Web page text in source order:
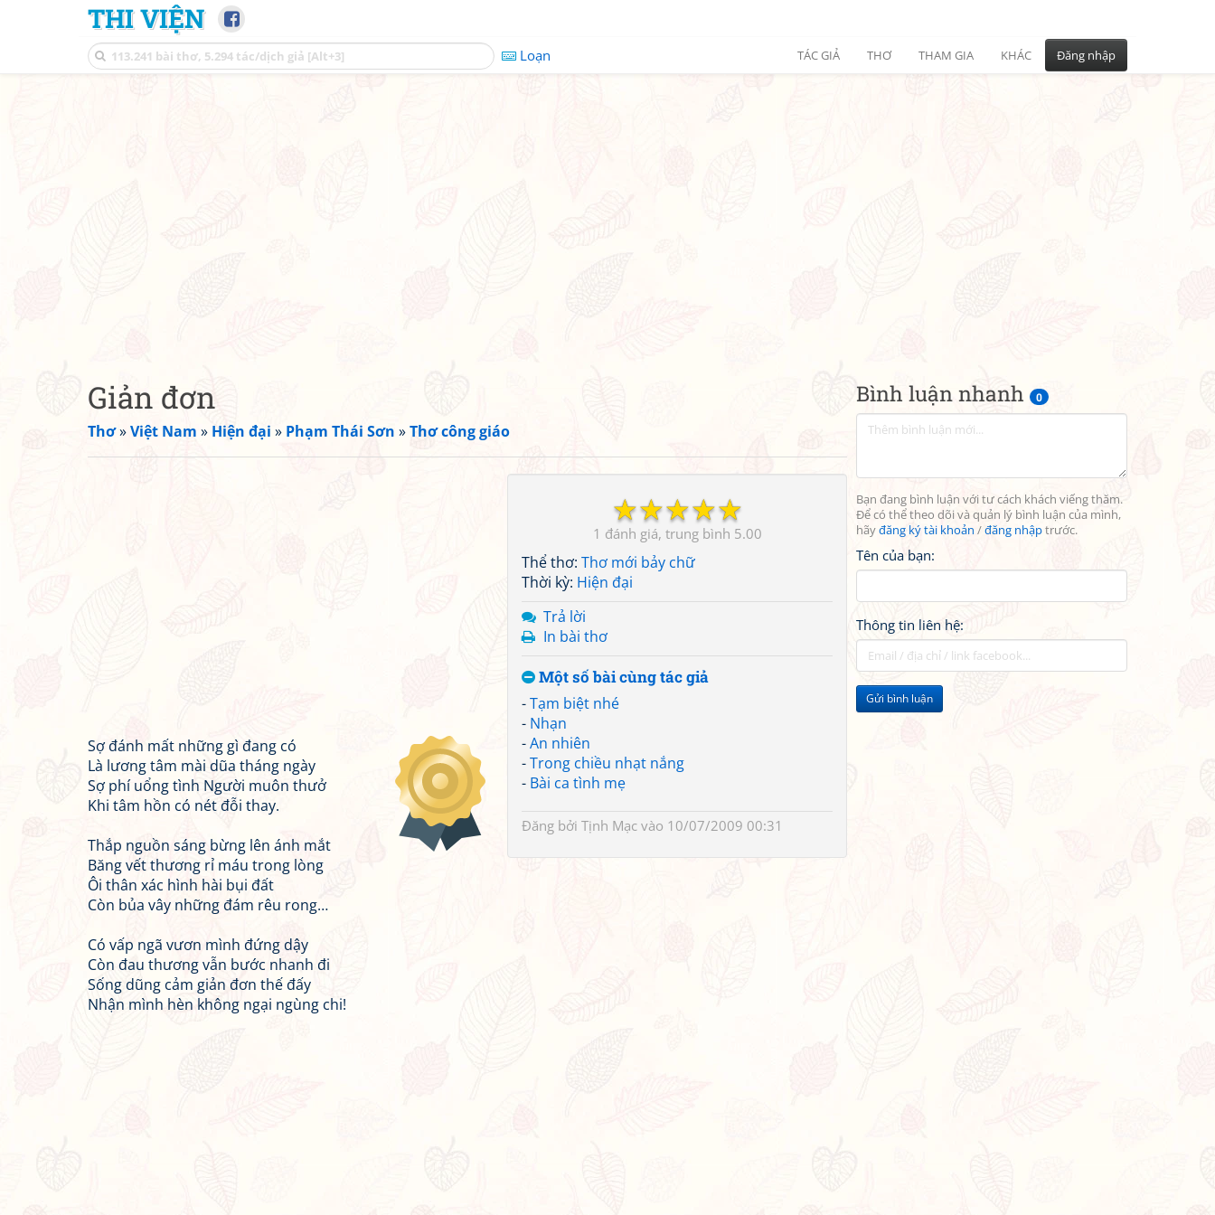
THI VIỆN
Loạn TÁC GIẢ THƠ THAM GIA KHÁC Đăng nhập
Bình luận nhanh 0
Bạn đang bình luận với tư cách khách viếng thăm.
Để có thể theo dõi và quản lý bình luận của mình,
hãyđăng ký tài khoản /đăng nhậptrước.
Tên của bạn:
Thông tin liên hệ:
Gửi bình luận
Giản đơn
Thơ»Việt Nam » Hiện đại » Phạm Thái Sơn »Thơ công giáo
☆
☆
☆
☆
☆
1 5.00
Thể thơ: Thơ mới bảy chữ
Thời kỳ: Hiện đại
Trả lời
In bài thơ
Một số bài cùng tác giả
-Tạm biệt nhé
- Nhạn
-An nhiên
-Trong chiều nhạt nắng
- Bài ca tình mẹ
Đăng bởi Tịnh Mạc vào 10/07/2009 00:31
Sợ đánh mất những gì đang có
Là lương tâm mài dũa tháng ngày
Sợ phí uổng tình Người muôn thưở
Khi tâm hồn có nét đỗi thay.
Thắp nguồn sáng bừng lên ánh mắt
Băng vết thương rỉ máu trong lòng
Ôi thân xác hình hài bụi đất
Còn bủa vây những đám rêu rong…
Có vấp ngã vươn mình đứng dậy
Còn đau thương vẫn bước nhanh đi
Sống dũng cảm giản đơn thế đấy
Nhận mình hèn không ngại ngùng chi!